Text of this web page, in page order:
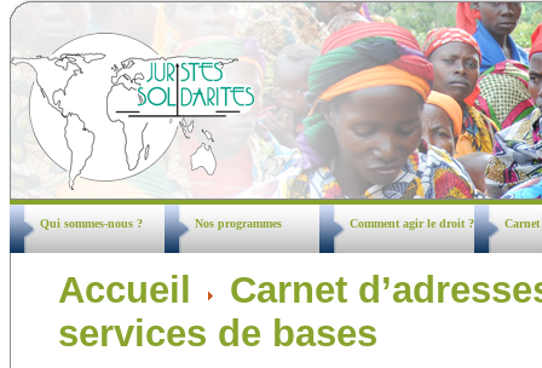
Qui sommes-nous ? Nos programmes Comment agir le droit ? Carnet
Accueil
Carnet
services de bases